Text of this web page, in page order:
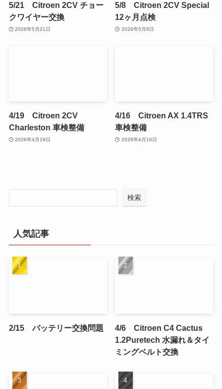
5/21 Citroen 2CV チョー
クワイヤー交換
2026年5月21日
5/8 Citroen 2CV Special
12ヶ月点検
2026年5月8日
4/19 Citroen 2CV
Charleston 車検整備
2026年4月19日
4/16 Citroen AX 1.4TRS
車検整備
2026年4月16日
検索
人気記事
2/15 バッテリー交換問題
4/6 Citroen C4 Cactus
1.2Puretech 水漏れ＆タイ
ミングベルト交換